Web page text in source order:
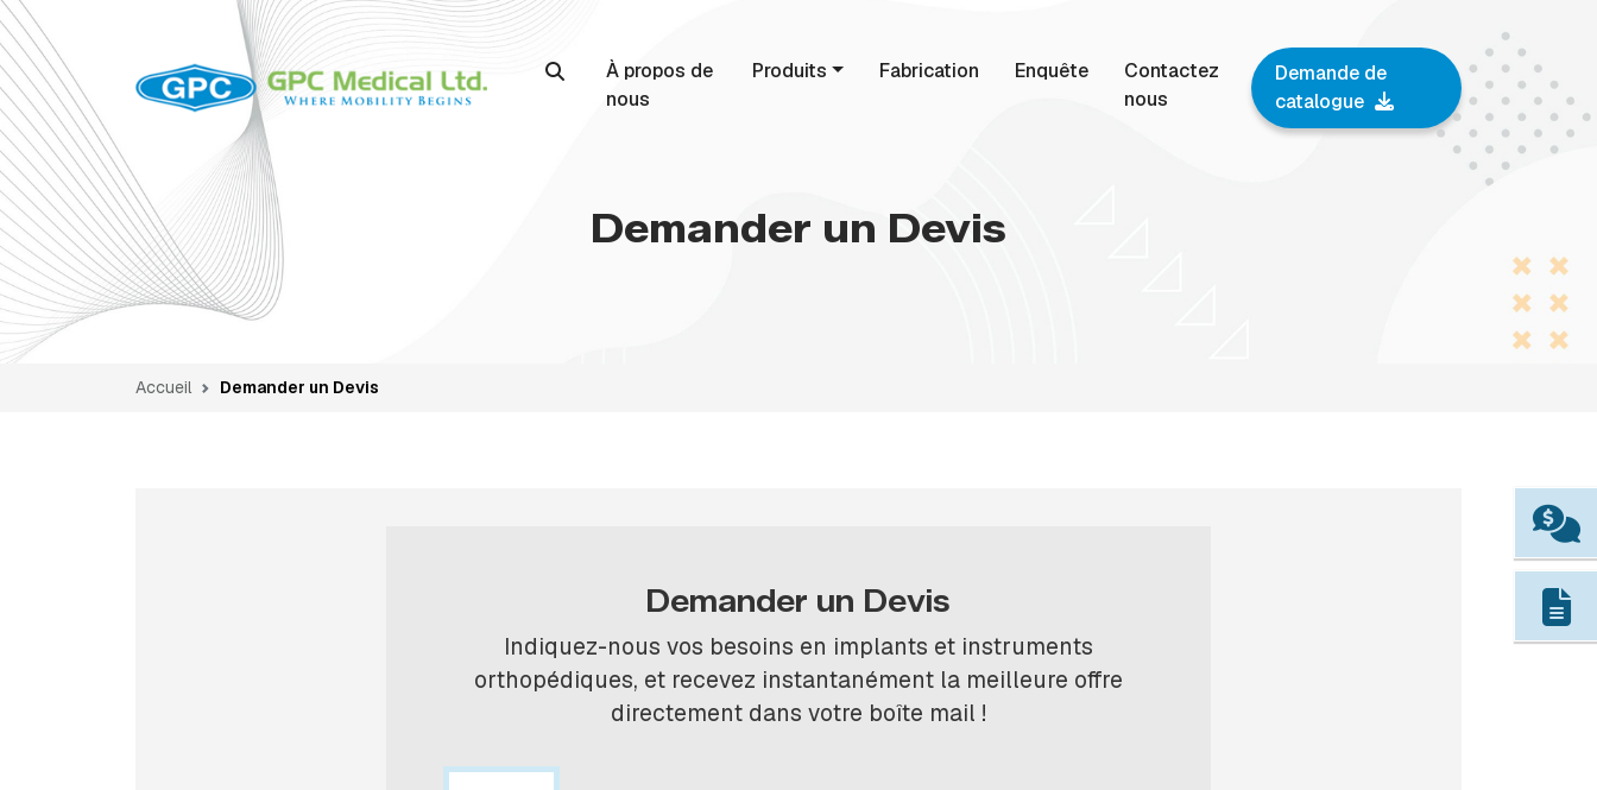
À propos de
nous
Produits Fabrication Enquête
Contactez
nous
Demande de
catalogue
Demander un Devis
Accueil Demander un Devis
Demander un Devis
Indiquez-nous vos besoins en implants et instruments
orthopédiques, et recevez instantanément la meilleure offre
directement dans votre boîte mail !